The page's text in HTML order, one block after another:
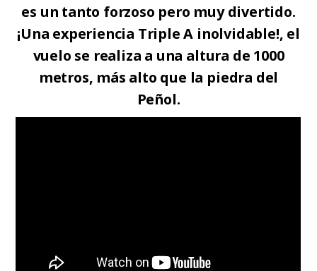
es un tanto forzoso pero muy divertido.
¡Una experiencia Triple A inolvidable!, el
vuelo se realiza a una altura de 1000
metros, más alto que la piedra del
Peñol.